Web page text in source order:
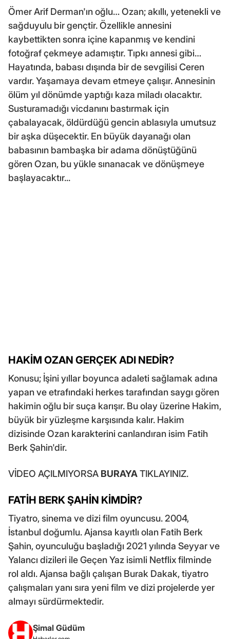
Ömer Arif Derman'ın oğlu… Ozan; akıllı, yetenekli ve
sağduyulu bir gençtir. Özellikle annesini
kaybettikten sonra içine kapanmış ve kendini
fotoğraf çekmeye adamıştır. Tıpkı annesi gibi…
Hayatında, babası dışında bir de sevgilisi Ceren
vardır. Yaşamaya devam etmeye çalışır. Annesinin
ölüm yıl dönümde yaptığı kaza miladı olacaktır.
Susturamadığı vicdanını bastırmak için
çabalayacak, öldürdüğü gencin ablasıyla umutsuz
bir aşka düşecektir. En büyük dayanağı olan
babasının bambaşka bir adama dönüştüğünü
gören Ozan, bu yükle sınanacak ve dönüşmeye
başlayacaktır...
HAKİM OZAN GERÇEK ADI NEDİR?
Konusu; İşini yıllar boyunca adaleti sağlamak adına
yapan ve etrafındaki herkes tarafından saygı gören
hakimin oğlu bir suça karışır. Bu olay üzerine Hakim,
büyük bir yüzleşme karşısında kalır. Hakim
dizisinde Ozan karakterini canlandıran isim Fatih
Berk Şahin'dir.
VİDEO AÇILMIYORSA BURAYATIKLAYINIZ.
FATİH BERK ŞAHİN KİMDİR?
Tiyatro, sinema ve dizi film oyuncusu. 2004,
İstanbul doğumlu. Ajansa kayıtlı olan Fatih Berk
Şahin, oyunculuğu başladığı 2021 yılında Seyyar ve
Yalancı dizileri ile Geçen Yaz isimli Netflix filminde
rol aldı. Ajansa bağlı çalışan Burak Dakak, tiyatro
çalışmaları yanı sıra yeni film ve dizi projelerde yer
almayı sürdürmektedir.
Şimal Güdüm